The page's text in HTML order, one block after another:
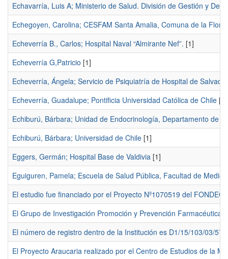
Echavarría, Luis A; Ministerio de Salud. División de Gestión y
Echegoyen, Carolina; CESFAM Santa Amalia, Comuna de la
Echeverría B., Carlos; Hospital Naval “Almirante Nef”. [1]
Echeverría G,Patricio [1]
Echeverría, Ángela; Servicio de Psiquiatría de Hospital de
Echeverría, Guadalupe; Pontificia Universidad Católica de Chile [1]
Echiburú, Bárbara; Unidad de Endocrinología, Departamento de
Echiburú, Bárbara; Universidad de Chile [1]
Eggers, Germán; Hospital Base de Valdivia [1]
Eguiguren, Pamela; Escuela de Salud Pública, Facultad de
El estudio fue financiado por el Proyecto Nº1070519 del
El Grupo de Investigación Promoción y Prevención
El número de registro dentro de la Institución es D1/15/103/03/57.
El Proyecto Araucaria realizado por el Centro de Estudios de la